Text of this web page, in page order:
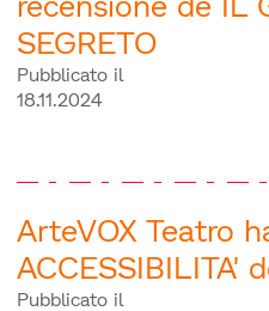
SEGRETO
Pubblicato il
18.11.2024
ArteVOX Teatro
ACCESSIBILITA'
Pubblicato il